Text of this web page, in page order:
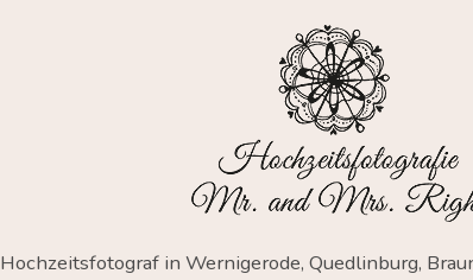
Hochzeitsfotograf in Wernigerode, Quedlinburg,